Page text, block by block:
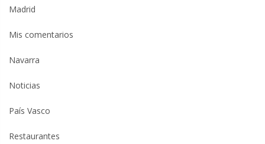
Madrid
Mis comentarios
Navarra
Noticias
País Vasco
Restaurantes